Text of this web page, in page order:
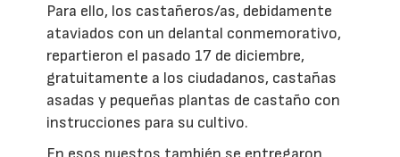
Para ello, los castañeros/as, debidamente
ataviados con un delantal conmemorativo,
repartieron el pasado 17 de diciembre,
gratuitamente a los ciudadanos, castañas
asadas y pequeñas plantas de castaño con
instrucciones para su cultivo.